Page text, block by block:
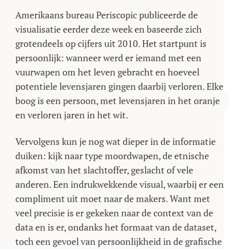
Amerikaans bureau Periscopic publiceerde de
visualisatie eerder deze week en baseerde zich
grotendeels op cijfers uit 2010. Het startpunt is
persoonlijk: wanneer werd er iemand met een
vuurwapen om het leven gebracht en hoeveel
potentiele levensjaren gingen daarbij verloren. Elke
boog is een persoon, met levensjaren in het oranje
en verloren jaren in het wit.
Vervolgens kun je nog wat dieper in de informatie
duiken: kijk naar type moordwapen, de etnische
afkomst van het slachtoffer, geslacht of vele
anderen. Een indrukwekkende visual, waarbij er een
compliment uit moet naar de makers. Want met
veel precisie is er gekeken naar de context van de
data en is er, ondanks het formaat van de dataset,
toch een gevoel van persoonlijkheid in de grafische